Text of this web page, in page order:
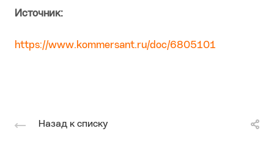
Источник:
https://www.kommersant.ru/doc/6805101
Назад к списку